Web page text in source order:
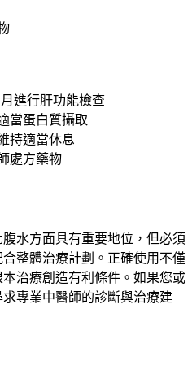
月進行肝功能檢查
當蛋白質攝取
持適當休息
處方藥物
水方面具有重要地位，但必須
合整體治療計劃。正確使用不僅
治療創造有利條件。如果您或
專業中醫師的診斷與治療建